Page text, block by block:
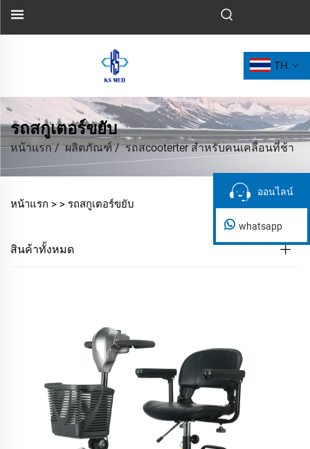
TH
รถสกูเตอร์ขยับ
หน้าแรก/ผลิตภัณฑ์/รถสcooterter สำหรับคนเคลื่อนที่ช้า
หน้าแรก > > รถสกูเตอร์ขยับ
สินค้าทั้งหมด
ออนไลน์
ออนไลน์
whatsapp